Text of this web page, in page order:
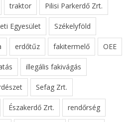
traktor Pilisi Parkerdő Zrt.
Egyesület Székelyföld
erdőtűz fakitermelő OEE
illegális fakivágás
Sefag Zrt.
Északerdő Zrt. rendőrség